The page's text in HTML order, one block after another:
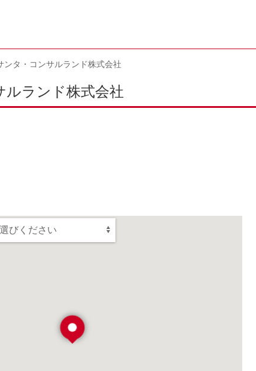
ンタ・コンサルランド株式会社
ルランド株式会社
びください